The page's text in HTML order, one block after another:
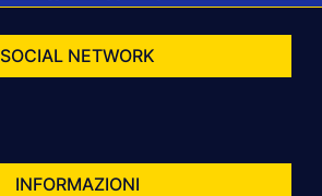
SOCIAL NETWORK
INFORMAZIONI